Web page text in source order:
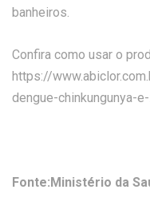
banheiros.
Confira como usar o
https://
dengue-chinkungunya-
Fonte:Ministério da